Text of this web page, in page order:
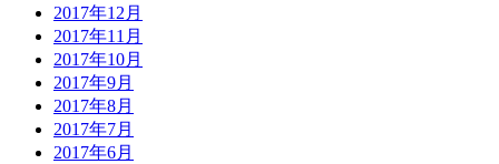
2017年12月
2017年11月
2017年10月
2017年9月
2017年8月
2017年7月
2017年6月